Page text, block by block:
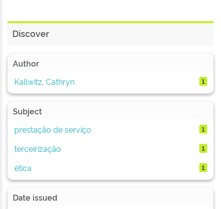
Discover
Author
Kallwitz, Cathryn
1
Subject
prestação de serviço
1
terceirização 1
ética 1
Date issued